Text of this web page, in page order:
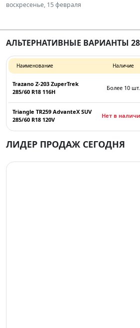
воскресенье, 15 февраля
АЛЬТЕРНАТИВНЫЕ ВАРИАНТЫ
Наименование Наличие
Trazano Z-203 ZuperTrek
285/60 R18 116H
Более 10 шт.
Triangle TR259 AdvanteX SUV
285/60 R18 120V
Нет в
ЛИДЕР ПРОДАЖ СЕГОДНЯ